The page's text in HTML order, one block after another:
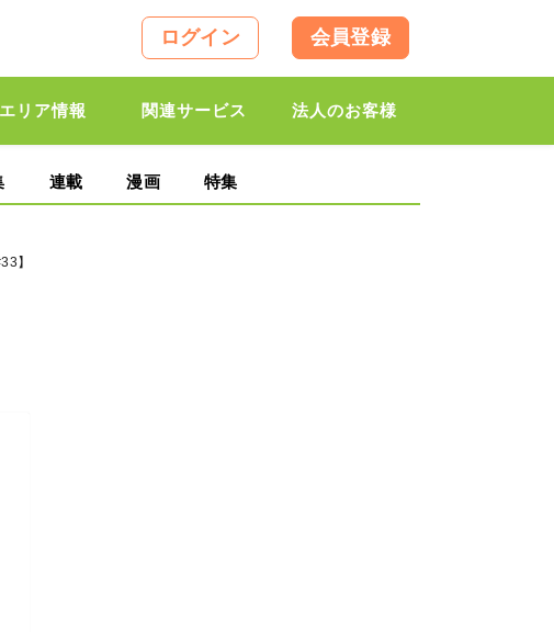
ログイン 会員登録
エリア情報 関連サービス 法人のお客様
連載 漫画 特集
】